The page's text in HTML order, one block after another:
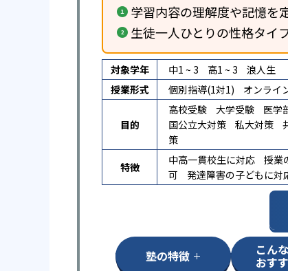
学習内容の理解度や記憶を
生徒一人ひとりの性格タイ
対象学年 中1 ~ 3 高1 ~ 3
浪人生
授業形式
個別指導(1対1) オンライ
目的
高校受験 大学受験 医学
国公立大対策
私大対策
策
特徴
中高一貫校生に対応 授業
可
発達障害の子どもに対
塾の特徴 こん
おす